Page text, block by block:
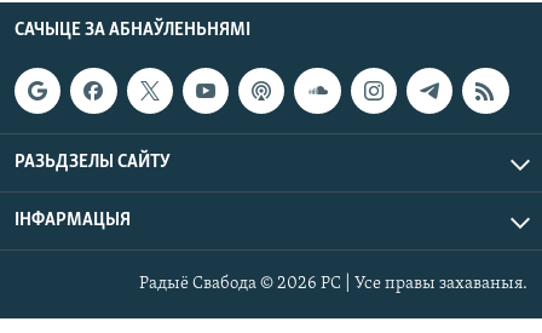
САЧЫЦЕ ЗА АБНАЎЛЕНЬНЯМІ
РАЗЬДЗЕЛЫ САЙТУ
ІНФАРМАЦЫЯ
Радыё Свабода © 2026 РС | Усе правы захаваныя.